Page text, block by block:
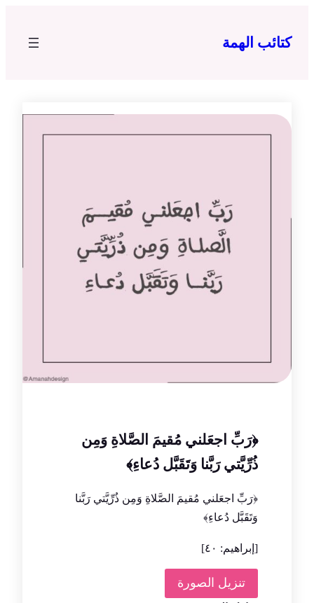
المحتوى
كتائب الهمة
﴿رَبِّ اجعَلني مُقيمَ الصَّلاةِ وَمِن
ذُرِّيَّتي رَبَّنا وَتَقَبَّل دُعاءِ﴾
﴿رَبِّ اجعَلني مُقيمَ الصَّلاةِ وَمِن ذُرِّيَّتي رَبَّنا
وَتَقَبَّل دُعاءِ﴾
[إبراهيم: ٤٠]
تنزيل الصورة